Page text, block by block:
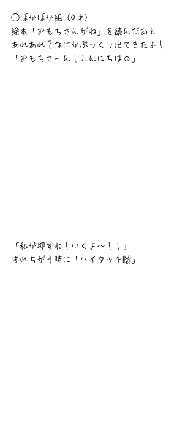
◯ぽかぽか組（0才）
絵本「おもちさんがね」を読んだあと…
あれあれ？なにかぷっくり出てきたよ！
「おもちさーん！こんにちは☺️」
「私が押すね！いくよ〜！！」
すれちがう時に「ハイタッチ🙌」